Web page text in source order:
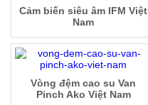
Cảm biến siêu âm IFM Việt
Nam
Vòng đệm cao su Van
Pinch Ako Việt Nam